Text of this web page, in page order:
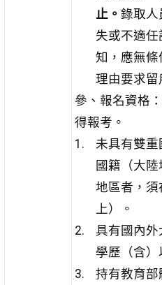
止。 錄取人
失或不適
知，應無條
理由要求留
參、報名資格
得報考。
未具有雙重
國籍（大
地區者，須
上）。
具有國內
學歷（含）
持有教育部